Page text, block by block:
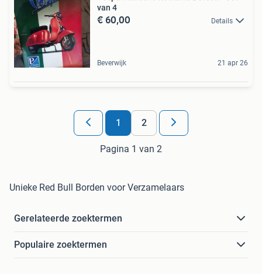
van 4
€ 60,00 Details
Beverwijk 21 apr 26
1 2
Pagina 1 van 2
Unieke Red Bull Borden voor Verzamelaars
Gerelateerde zoektermen
Populaire zoektermen